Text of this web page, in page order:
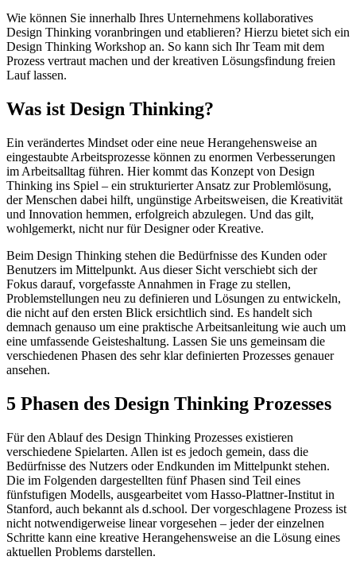
Wie können Sie innerhalb Ihres Unternehmens kollaboratives
Design Thinking voranbringen und etablieren? Hierzu bietet sich ein
Design Thinking Workshop an. So kann sich Ihr Team mit dem
Prozess vertraut machen und der kreativen Lösungsfindung freien
Lauf lassen.
Was ist Design Thinking?
Ein verändertes Mindset oder eine neue Herangehensweise an
eingestaubte Arbeitsprozesse können zu enormen Verbesserungen
im Arbeitsalltag führen. Hier kommt das Konzept von Design
Thinking ins Spiel – ein strukturierter Ansatz zur Problemlösung,
der Menschen dabei hilft, ungünstige Arbeitsweisen, die Kreativität
und Innovation hemmen, erfolgreich abzulegen. Und das gilt,
wohlgemerkt, nicht nur für Designer oder Kreative.
Beim Design Thinking stehen die Bedürfnisse des Kunden oder
Benutzers im Mittelpunkt. Aus dieser Sicht verschiebt sich der
Fokus darauf, vorgefasste Annahmen in Frage zu stellen,
Problemstellungen neu zu definieren und Lösungen zu entwickeln,
die nicht auf den ersten Blick ersichtlich sind. Es handelt sich
demnach genauso um eine praktische Arbeitsanleitung wie auch um
eine umfassende Geisteshaltung. Lassen Sie uns gemeinsam die
verschiedenen Phasen des sehr klar definierten Prozesses genauer
ansehen.
5 Phasen des Design Thinking Prozesses
Für den Ablauf des Design Thinking Prozesses existieren
verschiedene Spielarten. Allen ist es jedoch gemein, dass die
Bedürfnisse des Nutzers oder Endkunden im Mittelpunkt stehen.
Die im Folgenden dargestellten fünf Phasen sind Teil eines
fünfstufigen Modells, ausgearbeitet vom Hasso-Plattner-Institut in
Stanford, auch bekannt als d.school. Der vorgeschlagene Prozess ist
nicht notwendigerweise linear vorgesehen – jeder der einzelnen
Schritte kann eine kreative Herangehensweise an die Lösung eines
aktuellen Problems darstellen.